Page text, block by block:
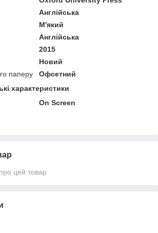
Англійська
М'який
Англійська
2015
Новий
паперу
Офсетний
характеристики
On Screen
цей товар